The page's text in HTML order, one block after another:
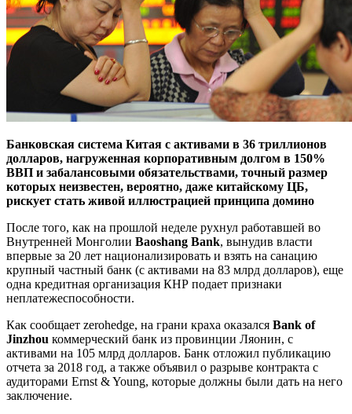
Банковская система Китая с активами в 36 триллионов
долларов, нагруженная корпоративным долгом в 150%
ВВП и забалансовыми обязательствами, точный размер
которых неизвестен, вероятно, даже китайскому ЦБ,
рискует стать живой иллюстрацией принципа домино
После того, как на прошлой неделе рухнул работавшей во
Внутренней Монголии Baoshang Bank, вынудив власти
впервые за 20 лет национализировать и взять на санацию
крупный частный банк (с активами на 83 млрд долларов), еще
одна кредитная организация КНР подает признаки
неплатежеспособности.
Как сообщает zerohedge, на грани краха оказался Bank of
Jinzhou коммерческий банк из провинции Ляонин, с
активами на 105 млрд долларов. Банк отложил публикацию
отчета за 2018 год, а также объявил о разрыве контракта с
аудиторами Ernst & Young, которые должны были дать на него
заключение.